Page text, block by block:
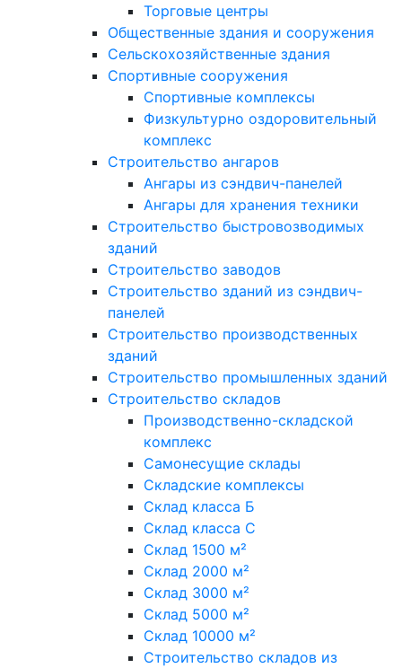
Торговые центры
Общественные здания и сооружения
Сельскохозяйственные здания
Спортивные сооружения
Спортивные комплексы
Физкультурно оздоровительный
комплекс
Строительство ангаров
Ангары из сэндвич-панелей
Ангары для хранения техники
Строительство быстровозводимых
зданий
Строительство заводов
Строительство зданий из сэндвич-
панелей
Строительство производственных
зданий
Строительство промышленных зданий
Строительство складов
Производственно-складской
комплекс
Самонесущие склады
Складские комплексы
Склад класса Б
Склад класса С
Склад 1500 м²
Склад 2000 м²
Склад 3000 м²
Склад 5000 м²
Склад 10000 м²
Строительство складов из